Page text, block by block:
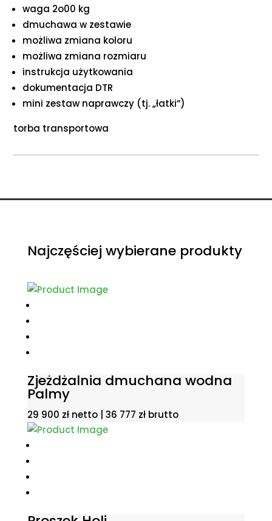
waga 2o00 kg
dmuchawa w zestawie
możliwa zmiana koloru
możliwa zmiana rozmiaru
instrukcja użytkowania
dokumentacja DTR
mini zestaw naprawczy (tj. „łatki”)
torba transportowa
Najczęściej wybierane produkty
Zjeżdżalnia dmuchana wodna
Palmy
29 900 zł netto | 36 777 złbrutto